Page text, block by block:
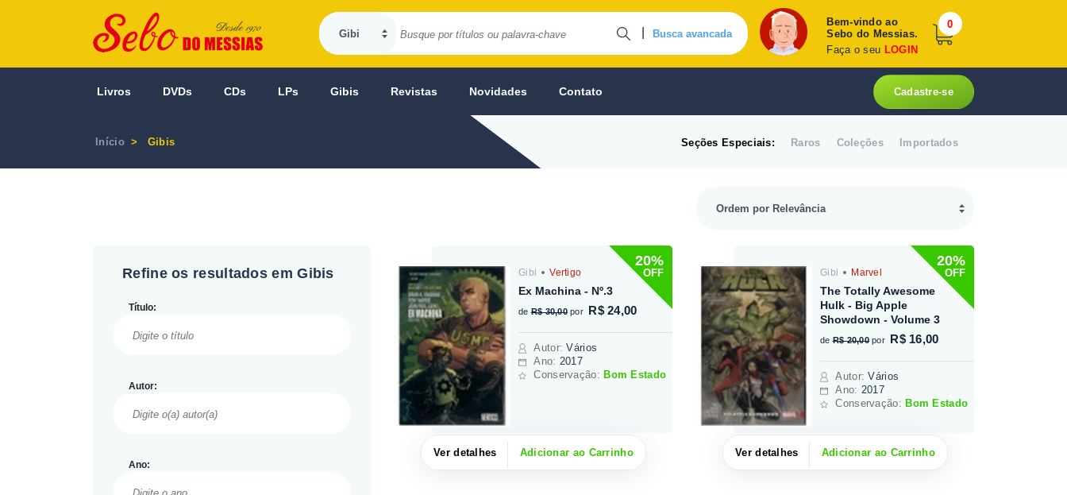
Busca avancada
Bem-vindo ao
Sebo do Messias.
Faça o seu LOGIN
0
Livros DVDs CDs LPs Gibis Revistas Novidades Contato Cadastre-se
Início Gibis Seções Especiais: Raros Coleções Importados
Refine os resultados em Gibis
Título:
Autor:
Ano:
20%
OFF
Gibi Vertigo
Ex Machina - Nº.3
de R$ 30,00 por R$ 24,00
Autor:Vários
Ano: 2017
Conservação: Bom Estado
Ver detalhes Adicionar ao Carrinho
20%
OFF
Gibi Marvel
The Totally Awesome
Hulk - Big Apple
Showdown - Volume 3
de R$ 20,00 por R$ 16,00
Autor:Vários
Ano: 2017
Conservação: Bom Estado
Ver detalhes Adicionar ao Carrinho